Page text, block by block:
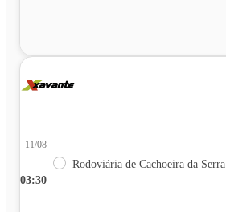
03:30
11/08
Rodoviária de Cachoeira da Serra